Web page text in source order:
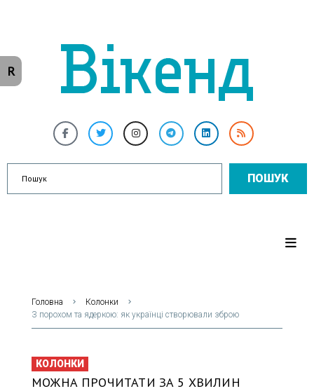
ПОШУК
Головна
Колонки
З порохом та ядеркою: як українці створювали зброю
КОЛОНКИ
МОЖНА ПРОЧИТАТИ ЗА 5 ХВИЛИН
R